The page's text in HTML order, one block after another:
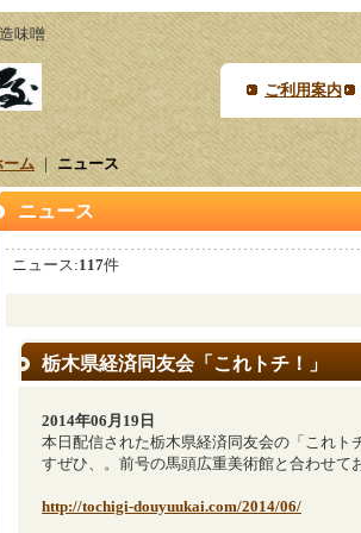
味噌
ご利用案内
ーム ｜ ニュース
ニュース
ニュース:117件
栃木県経済同友会「これトチ！」
2014年06月19日
本日配信された栃木県経済同友会の「これ
すぜひ、。前号の馬頭広重美術館と合わせて
http://tochigi-douyuukai.com/2014/06/